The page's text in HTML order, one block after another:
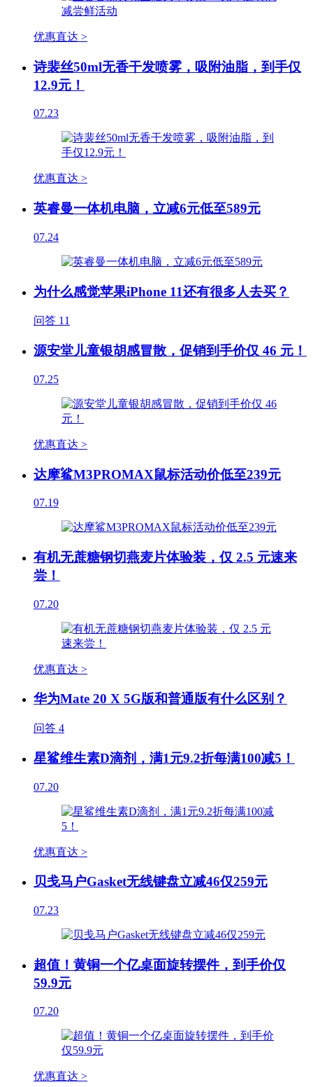
优惠直达 >
诗裴丝50ml无香干发喷雾，吸附油脂，到手仅
12.9元！
07.23
优惠直达 >
英睿曼一体机电脑，立减6元低至589元
07.24
为什么感觉苹果iPhone 11还有很多人去买？
问答 11
源安堂儿童银胡感冒散，促销到手价仅 46 元！
07.25
优惠直达 >
达摩鲨M3PROMAX鼠标活动价低至239元
07.19
有机无蔗糖钢切燕麦片体验装，仅 2.5 元速来
尝！
07.20
优惠直达 >
华为Mate 20 X 5G版和普通版有什么区别？
问答 4
星鲨维生素D滴剂，满1元9.2折每满100减5！
07.20
优惠直达 >
贝戋马户Gasket无线键盘立减46仅259元
07.23
超值！黄铜一个亿桌面旋转摆件，到手价仅
59.9元
07.20
优惠直达 >